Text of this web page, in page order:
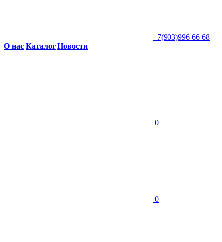
+7(903)996 66 68
О нас Каталог Новости
0
0